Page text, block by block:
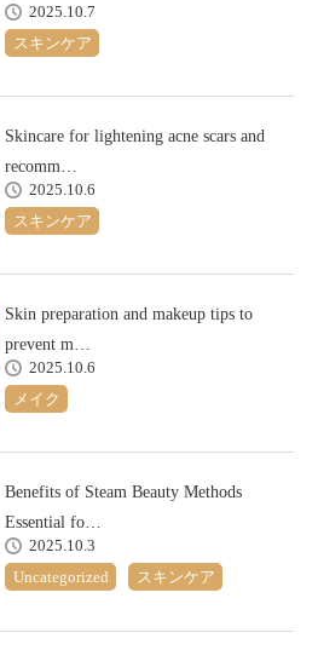
2025.10.7
スキンケア
Skincare for lightening acne scars and
recomm…
2025.10.6
スキンケア
Skin preparation and makeup tips to
prevent m…
2025.10.6
メイク
Benefits of Steam Beauty Methods
Essential fo…
2025.10.3
Uncategorized
スキンケア